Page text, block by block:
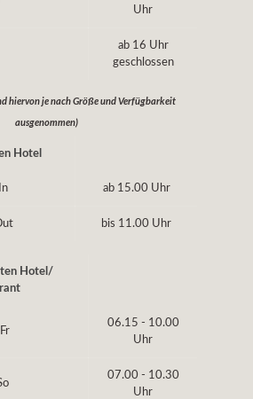
Uhr
ab 16 Uhr
geschlossen
hiervon je nach Größe und Verfügbarkeit
ausgenommen)
Hotel
ab 15.00 Uhr
bis 11.00 Uhr
Hotel/
06.15 - 10.00
Uhr
07.00 - 10.30
Uhr